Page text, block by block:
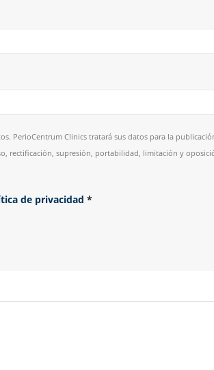
PerioCentrum Clinics tratará sus datos para la
rectificación, supresión, portabilidad, limitación y
de privacidad *